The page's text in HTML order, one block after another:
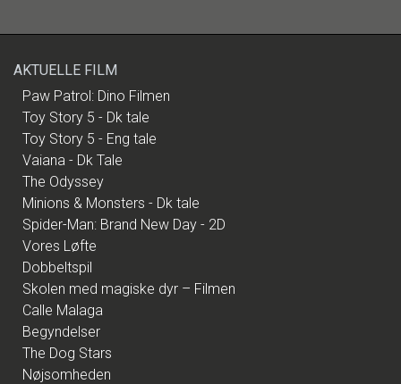
AKTUELLE FILM
Paw Patrol: Dino Filmen
Toy Story 5 - Dk tale
Toy Story 5 - Eng tale
Vaiana - Dk Tale
The Odyssey
Minions & Monsters - Dk tale
Spider-Man: Brand New Day - 2D
Vores Løfte
Dobbeltspil
Skolen med magiske dyr – Filmen
Calle Malaga
Begyndelser
The Dog Stars
Nøjsomheden